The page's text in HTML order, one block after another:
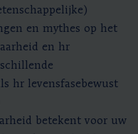
en mythes op het
en hr
hr levensfasebewust
betekent voor uw